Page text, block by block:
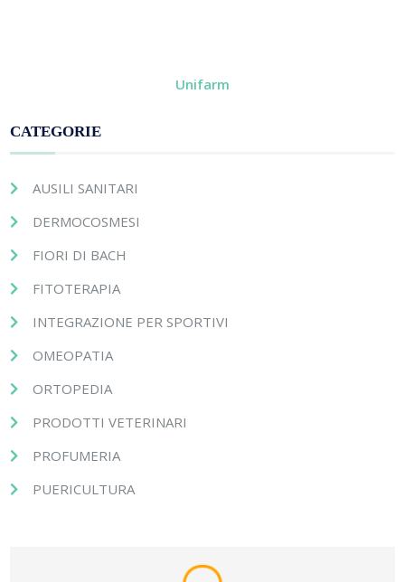
Unifarm
CATEGORIE
AUSILI SANITARI
DERMOCOSMESI
FIORI DI BACH
FITOTERAPIA
INTEGRAZIONE PER SPORTIVI
OMEOPATIA
ORTOPEDIA
PRODOTTI VETERINARI
PROFUMERIA
PUERICULTURA